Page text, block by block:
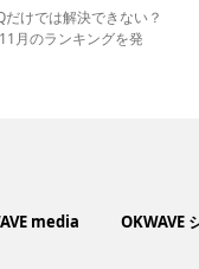
だけでは解決できない？
月のランキングを発
media OKWAVE